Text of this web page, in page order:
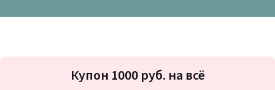
на
Купон 1000 руб. на всё